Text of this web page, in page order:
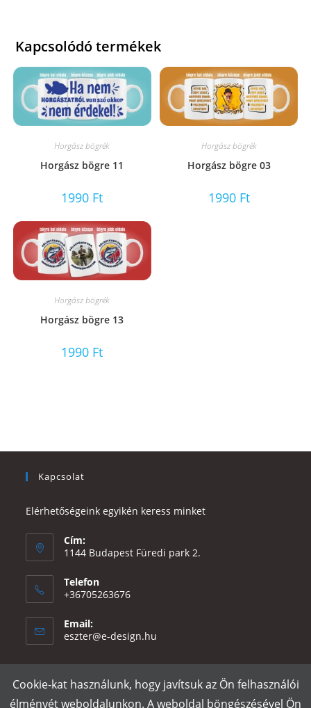
Kapcsolódó termékek
Horgász bögrék
Horgász bögre 11
1990 Ft
Horgász bögrék
Horgász bögre 03
1990 Ft
Horgász bögrék
Horgász bögre 13
1990 Ft
Kapcsolat
Elérhetőségeink egyikén keress minket
Cím:
1144 Budapest Füredi park 2.
Telefon
+36705263676
Email:
eszter@e-design.hu
Rólunk Szállítás és fizetés Adatvédelmi tájékoztató ÁSZF
Cookie-kat használunk, hogy javítsuk az Ön felhasználói
élményét weboldalunkon. A weboldal böngészésével Ön